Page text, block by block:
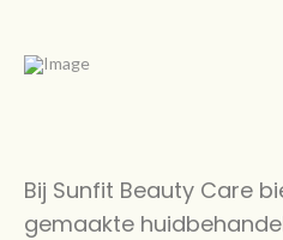
Bij Sunfit Beauty Care
gemaakte